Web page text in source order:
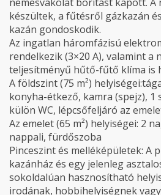
készültek, a fűtésről gázkazán
kazán gondoskodik.
Az ingatlan háromfázisú
rendelkezik (3×20 A), valamint a
teljesítményű hűtő-fűtő klíma is
A földszint (75 m²)
konyha-étkező, kamra (spejz), 1
külön WC, lépcsőfeljáró az
Az emelet (65 m²) helyiségei: 2
nappali, fürdőszoba
Pinceszint és melléképületek: A
kazánház és egy jelenleg
sokoldalúan hasznosítható
irodának, hobbihelyiségnek